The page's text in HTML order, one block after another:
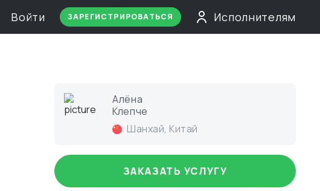
Войти ЗАРЕГИСТРИРОВАТЬСЯ Исполнителям
Алёна
Клепче
Шанхай, Китай
ЗАКАЗАТЬ УСЛУГУ